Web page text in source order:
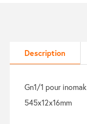
Description
gn1/1 pour inomak
545x12x16mm